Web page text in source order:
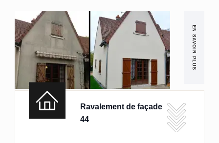
EN SAVOIR PLUS
Ravalement de façade
44